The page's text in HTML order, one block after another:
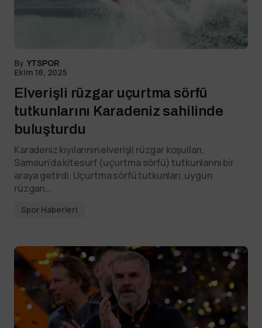
By YTSPOR
Ekim 18, 2025
Elverişli rüzgar uçurtma sörfü
tutkunlarını Karadeniz sahilinde
buluşturdu
Karadeniz kıyılarının elverişli rüzgar koşulları,
Samsun’da kitesurf (uçurtma sörfü) tutkunlarını bir
araya getirdi. Uçurtma sörfü tutkunları, uygun
rüzgarı…
Spor Haberleri